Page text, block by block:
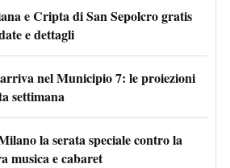
e Cripta di San Sepolcro gratis
e dettagli
nel Municipio 7: le proiezioni
settimana
la serata speciale contro la
musica e cabaret